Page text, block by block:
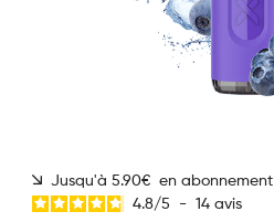
Jusqu'à 5.90€ en abonnement
4.8/5 - 14 avis